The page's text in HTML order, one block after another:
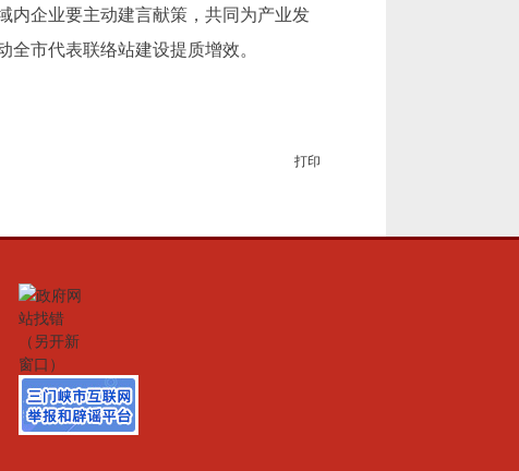
内企业要主动建言献策，共同为产业发
市代表联络站建设提质增效。
打印